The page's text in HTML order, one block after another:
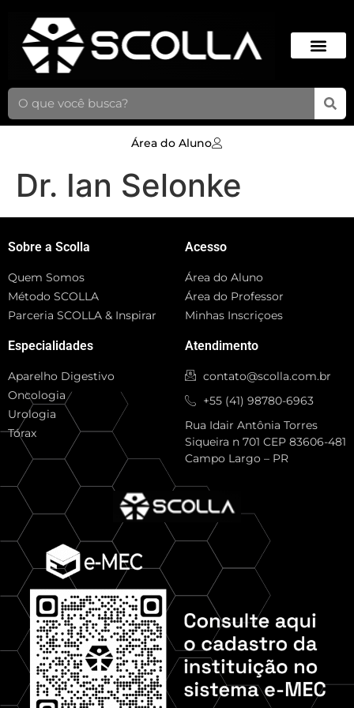
Área do Aluno
Dr. Ian Selonke
Sobre a Scolla
Quem Somos
Método SCOLLA
Parceria SCOLLA & Inspirar
Especialidades
Aparelho Digestivo
Oncologia
Urologia
Tórax
Acesso
Área do Aluno
Área do Professor
Minhas Inscriçoes
Atendimento
contato@scolla.com.br
+55 (41) 98780-6963
Rua Idair Antônia Torres
Siqueira n 701 CEP 83606-481
Campo Largo – PR